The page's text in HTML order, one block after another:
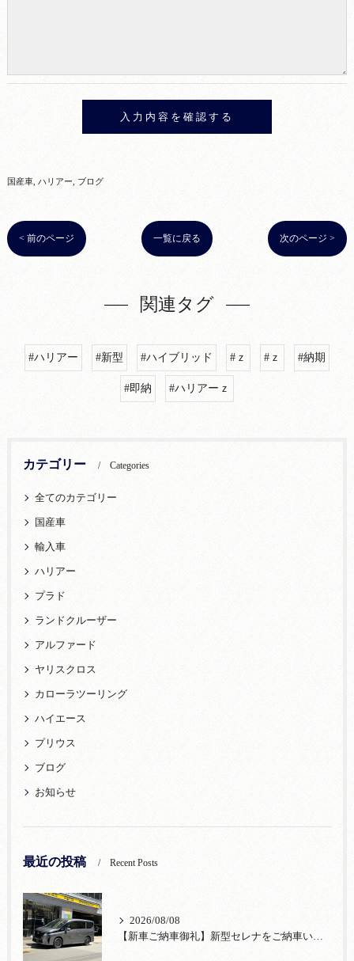
国産車 ハリアー ブログ
< 前のページ 一覧に戻る 次のページ >
関連タグ
#ハリアー #新型 #ハイブリッド #ｚ #ｚ #納期
#即納 #ハリアーｚ
カテゴリー Categories
全てのカテゴリー
国産車
輸入車
ハリアー
プラド
ランドクルーザー
アルファード
ヤリスクロス
カローラツーリング
ハイエース
プリウス
ブログ
お知らせ
最近の投稿 Recent Posts
2026/08/08
【新車ご納車御礼】新型セレナをご納車いたしました！宮口自動車株式会社